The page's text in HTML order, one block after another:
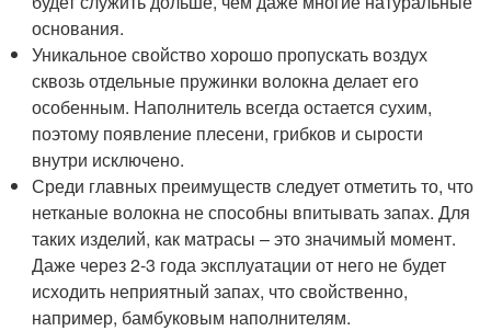
основания.
Уникальное свойство хорошо пропускать воздух
сквозь отдельные пружинки волокна делает его
особенным. Наполнитель всегда остается сухим,
поэтому появление плесени, грибков и сырости
внутри исключено.
Среди главных преимуществ следует отметить то, что
нетканые волокна не способны впитывать запах. Для
таких изделий, как матрасы – это значимый момент.
Даже через 2-3 года эксплуатации от него не будет
исходить неприятный запах, что свойственно,
например, бамбуковым наполнителям.